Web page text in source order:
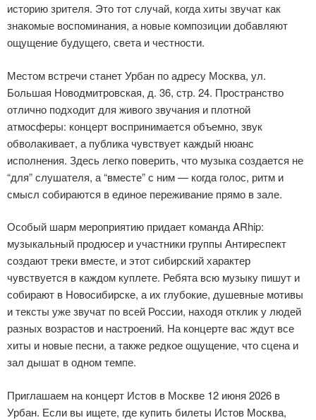
историю зрителя. Это тот случай, когда хиты звучат как
знакомые воспоминания, а новые композиции добавляют
ощущение будущего, света и честности.
Местом встречи станет Урбан по адресу Москва, ул.
Большая Новодмитровская, д. 36, стр. 24. Пространство
отлично подходит для живого звучания и плотной
атмосферы: концерт воспринимается объемно, звук
обволакивает, а публика чувствует каждый нюанс
исполнения. Здесь легко поверить, что музыка создается не
“для” слушателя, а “вместе” с ним — когда голос, ритм и
смысл собираются в единое переживание прямо в зале.
Особый шарм мероприятию придает команда ARhip:
музыкальный продюсер и участники группы Антиреспект
создают треки вместе, и этот сибирский характер
чувствуется в каждом куплете. Ребята всю музыку пишут и
собирают в Новосибирске, а их глубокие, душевные мотивы
и тексты уже звучат по всей России, находя отклик у людей
разных возрастов и настроений. На концерте вас ждут все
хиты и новые песни, а также редкое ощущение, что сцена и
зал дышат в одном темпе.
Приглашаем на концерт Истов в Москве 12 июня 2026 в
Урбан. Если вы ищете, где купить билеты Истов Москва,